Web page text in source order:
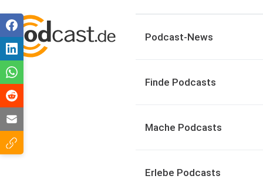
Podcast-News
Finde Podcasts
Mache Podcasts
Erlebe Podcasts